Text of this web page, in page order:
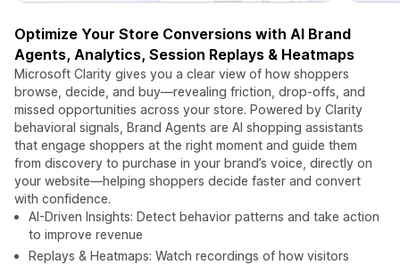
Optimize Your Store Conversions with AI Brand
Agents, Analytics, Session Replays & Heatmaps
Microsoft Clarity gives you a clear view of how shoppers
browse, decide, and buy—revealing friction, drop‑offs, and
missed opportunities across your store. Powered by Clarity
behavioral signals, Brand Agents are AI shopping assistants
that engage shoppers at the right moment and guide them
from discovery to purchase in your brand’s voice, directly on
your website—helping shoppers decide faster and convert
with confidence.
AI-Driven Insights: Detect behavior patterns and take action
to improve revenue
Replays & Heatmaps: Watch recordings of how visitors